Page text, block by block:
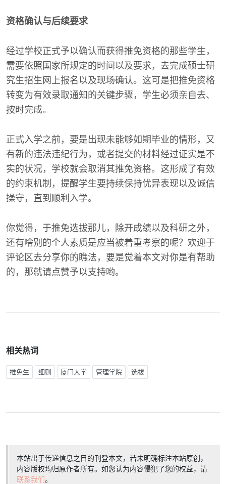
资格确认与后续要求
经过学校正式予以确认而获得推免资格的那些学生，
需要依照国家所规定的时间以及要求，去完成硕士研
究生招生网上报名以及现场确认。这可是把推免资格
转变为有效录取通知的关键步骤，学生必须亲自去、
按时完成。
正式入学之前，要是出现未能够如期毕业的情形，又
有新的违法违纪行为，或者提交的材料经过证实是不
实的状况，学校就会取消其推免资格。这形成了有效
的约束机制，提醒学生要持续保持优异表现以及诚信
操守，直到顺利入学。
你觉得，于推免选拔那儿，除开成绩以及科研之外，
还有啥别的个人素质是应当被着重考察的呢？欢迎于
评论区去分享你的瞧法，要是觉着本文对你是有帮助
的，那就请点赞予以支持哟。
相关热词
推免生 细则 厦门大学 管理学院 选拔
本站出于传递信息之目的刊登本文，若未明确标注本站原创，
内容版权均归原作者所有。如您认为内容侵犯了您的权益，请
联系我们。